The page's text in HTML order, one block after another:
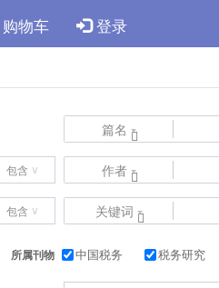
购物车 登录
篇名
包含 ∨ 作者
包含 ∨ 关键词
所属刊物 中国税务 税务研究